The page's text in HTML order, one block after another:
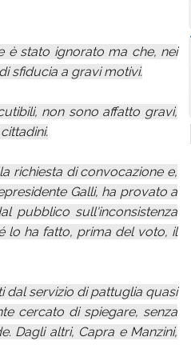
è stato ignorato ma che, nei
sfiducia a gravi motivi.
non sono affatto gravi,
richiesta di convocazione e,
Galli, ha provato a
pubblico sull'inconsistenza
lo ha fatto, prima del voto, il
dal servizio di pattuglia quasi
cercato di spiegare, senza
Dagli altri, Capra e Manzini,